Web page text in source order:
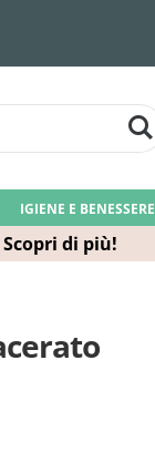
Scopri di più!
IGIENE E BENESSERE